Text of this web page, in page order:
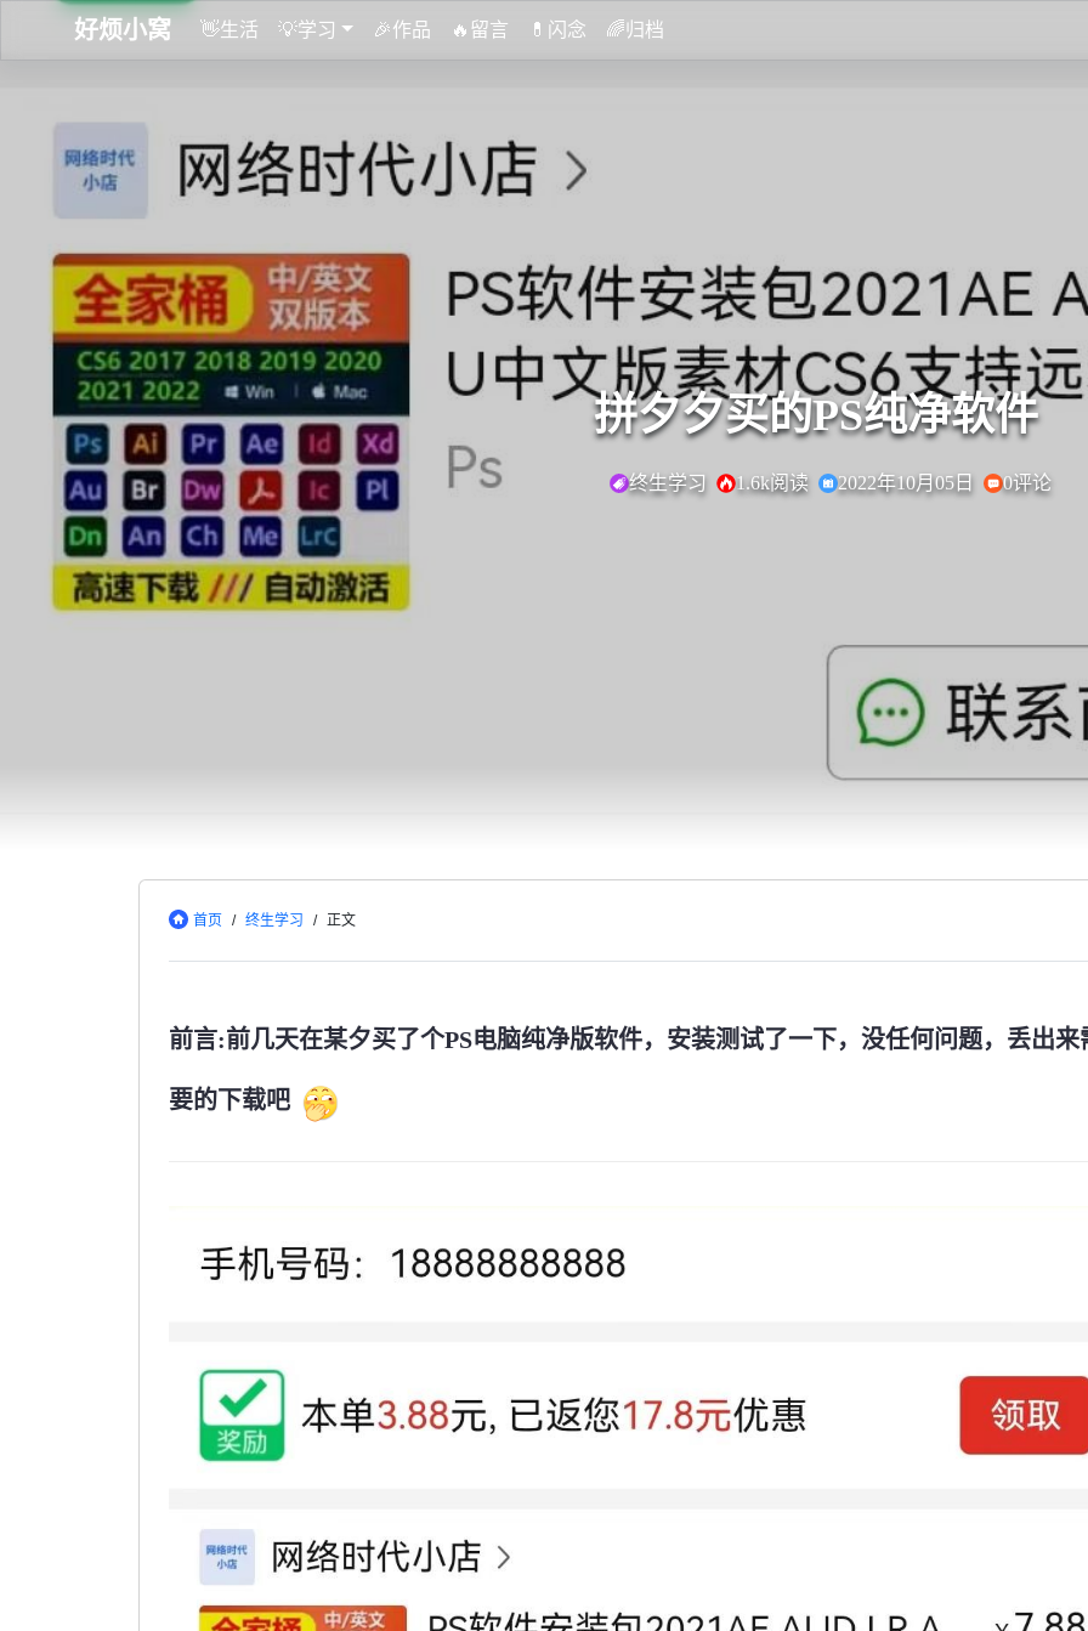
好烦小窝 👋生活 💡学习 🎉作品 🔥留言 💊闪念 🌈归档
拼夕夕买的PS纯净软件
终生学习 1.6k阅读 2022年10月05日 0评论
首页 / 终生学习 / 正文
前言:前几天在某夕买了个PS电脑纯净版软件，安装测试了一下，没任何问题，丢出来
要的下载吧